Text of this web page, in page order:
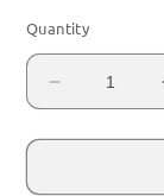
Quantity
Decrease
quantity
for